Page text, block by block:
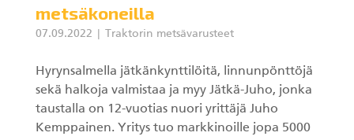
metsäkoneilla
07.09.2022 Traktorin metsävarusteet
Hyrynsalmella jätkänkynttilöitä, linnunpönttöjä
sekä halkoja valmistaa ja myy Jätkä-Juho, jonka
taustalla on 12-vuotias nuori yrittäjä Juho
Kemppainen. Yritys tuo markkinoille jopa 5000